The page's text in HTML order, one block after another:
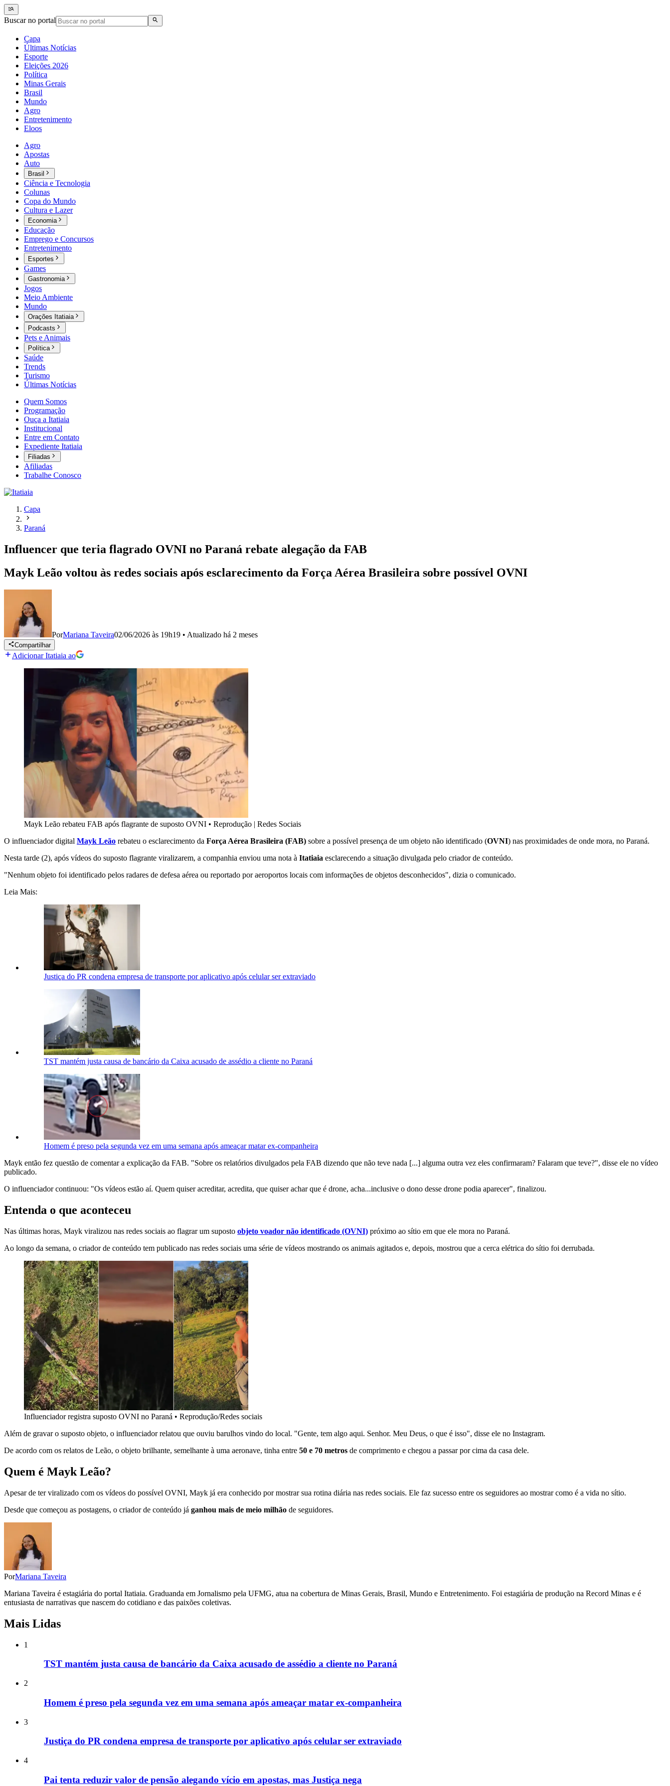
Buscar no portal
Capa
Últimas Notícias
Esporte
Eleições 2026
Política
Minas Gerais
Brasil
Mundo
Agro
Entretenimento
Eloos
Agro
Apostas
Auto
Brasil
Ciência e Tecnologia
Colunas
Copa do Mundo
Cultura e Lazer
Economia
Educação
Emprego e Concursos
Entretenimento
Esportes
Games
Gastronomia
Jogos
Meio Ambiente
Mundo
Orações Itatiaia
Podcasts
Pets e Animais
Política
Saúde
Trends
Turismo
Últimas Notícias
Quem Somos
Programação
Ouça a Itatiaia
Institucional
Entre em Contato
Expediente Itatiaia
Filiadas
Afiliadas
Trabalhe Conosco
Capa
Paraná
Influencer que teria flagrado OVNI no Paraná rebate alegação da FAB
Mayk Leão voltou às redes sociais após esclarecimento da Força Aérea Brasileira sobre possível OVNI
PorMariana Taveira02/06/2026 às 19h19 • Atualizado há 2 meses
Compartilhar
Adicionar Itatiaia ao
Mayk Leão rebateu FAB após flagrante de suposto OVNI • Reprodução | Redes Sociais
O influenciador digital Mayk Leão rebateu o esclarecimento da Força Aérea Brasileira (FAB) sobre a possível presença de um objeto não identificado (OVNI) nas proximidades de onde mora, no Paraná.
Nesta tarde (2), após vídeos do suposto flagrante viralizarem, a companhia enviou uma nota à Itatiaia esclarecendo a situação divulgada pelo criador de conteúdo.
"Nenhum objeto foi identificado pelos radares de defesa aérea ou reportado por aeroportos locais com informações de objetos desconhecidos", dizia o comunicado.
Leia Mais:
Justiça do PR condena empresa de transporte por aplicativo após celular ser extraviado
TST mantém justa causa de bancário da Caixa acusado de assédio a cliente no Paraná
Homem é preso pela segunda vez em uma semana após ameaçar matar ex-companheira
Mayk então fez questão de comentar a explicação da FAB. "Sobre os relatórios divulgados pela FAB dizendo que não teve nada [...] alguma outra vez eles confirmaram? Falaram que teve?", disse ele no vídeo
publicado.
O influenciador continuou: "Os vídeos estão aí. Quem quiser acreditar, acredita, que quiser achar que é drone, acha...inclusive o dono desse drone podia aparecer", finalizou.
Entenda o que aconteceu
Nas últimas horas, Mayk viralizou nas redes sociais ao flagrar um suposto objeto voador não identificado (OVNI) próximo ao sítio em que ele mora no Paraná.
Ao longo da semana, o criador de conteúdo tem publicado nas redes sociais uma série de vídeos mostrando os animais agitados e, depois, mostrou que a cerca elétrica do sítio foi derrubada.
Influenciador registra suposto OVNI no Paraná • Reprodução/Redes sociais
Além de gravar o suposto objeto, o influenciador relatou que ouviu barulhos vindo do local. "Gente, tem algo aqui. Senhor. Meu Deus, o que é isso", disse ele no Instagram.
De acordo com os relatos de Leão, o objeto brilhante, semelhante à uma aeronave, tinha entre 50 e 70 metros de comprimento e chegou a passar por cima da casa dele.
Quem é Mayk Leão?
Apesar de ter viralizado com os vídeos do possível OVNI, Mayk já era conhecido por mostrar sua rotina diária nas redes sociais. Ele faz sucesso entre os seguidores ao mostrar como é a vida no sítio.
Desde que começou as postagens, o criador de conteúdo já ganhou mais de meio milhão de seguidores.
PorMariana Taveira
Mariana Taveira é estagiária do portal Itatiaia. Graduanda em Jornalismo pela UFMG, atua na cobertura de Minas Gerais, Brasil, Mundo e Entretenimento. Foi estagiária de produção na Record Minas e é
entusiasta de narrativas que nascem do cotidiano e das paixões coletivas.
Mais Lidas
1
TST mantém justa causa de bancário da Caixa acusado de assédio a cliente no Paraná
2
Homem é preso pela segunda vez em uma semana após ameaçar matar ex-companheira
3
Justiça do PR condena empresa de transporte por aplicativo após celular ser extraviado
4
Pai tenta reduzir valor de pensão alegando vício em apostas, mas Justiça nega